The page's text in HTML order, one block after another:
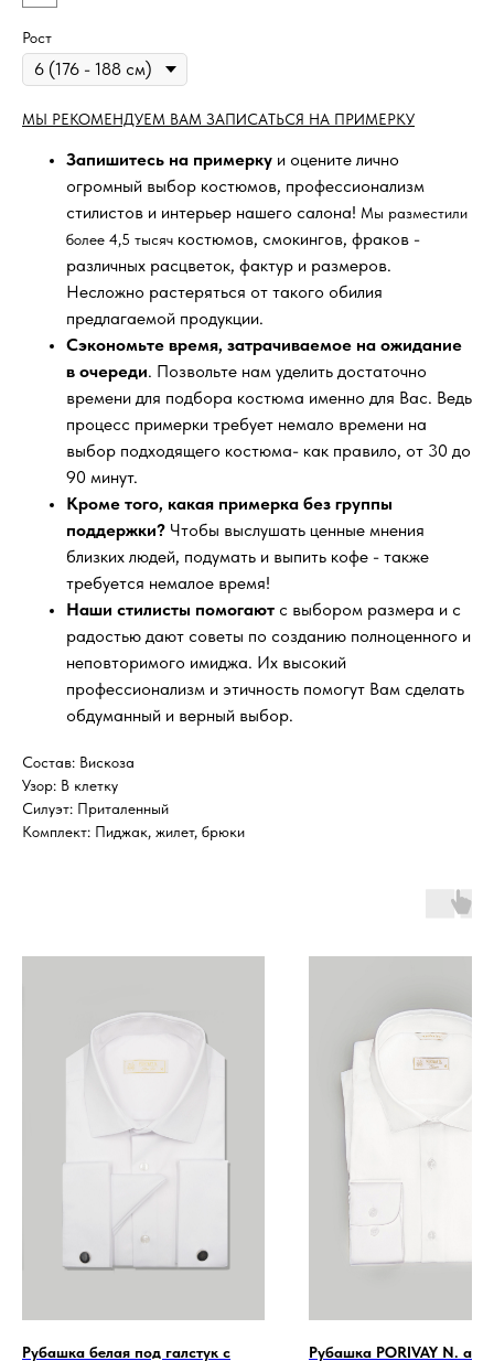
Рост
МЫ РЕКОМЕНДУЕМ ВАМ ЗАПИСАТЬСЯ НА ПРИМЕРКУ
Запишитесь на примерку и оцените лично
огромный выбор костюмов, профессионализм
стилистов и интерьер нашего салона! Мы разместили
более 4,5 тысяч костюмов, смокингов, фраков -
различных расцветок, фактур и размеров.
Несложно растеряться от такого обилия
предлагаемой продукции.
Сэкономьте время, затрачиваемое на ожидание
в очереди. Позвольте нам уделить достаточно
времени для подбора костюма именно для Вас. Ведь
процесс примерки требует немало времени на
выбор подходящего костюма- как правило, от 30 до
90 минут.
Кроме того, какая примерка без группы
поддержки? Чтобы выслушать ценные мнения
близких людей, подумать и выпить кофе - также
требуется немалое время!
Наши стилисты помогают с выбором размера и с
радостью дают советы по созданию полноценного и
неповторимого имиджа. Их высокий
профессионализм и этичность помогут Вам сделать
обдуманный и верный выбор.
Состав: Вискоза
Узор: В клетку
Силуэт: Приталенный
Комплект: Пиджак, жилет, брюки
Рубашка белая под галстук с Рубашка PORIVAY N.